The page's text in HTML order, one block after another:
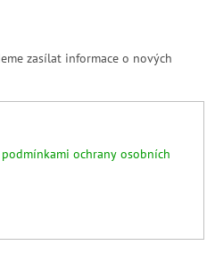
zasílat informace o nových
podmínkami ochrany osobních